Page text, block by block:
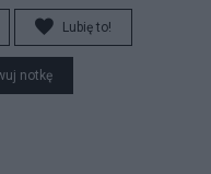
Lubię to!
notkę